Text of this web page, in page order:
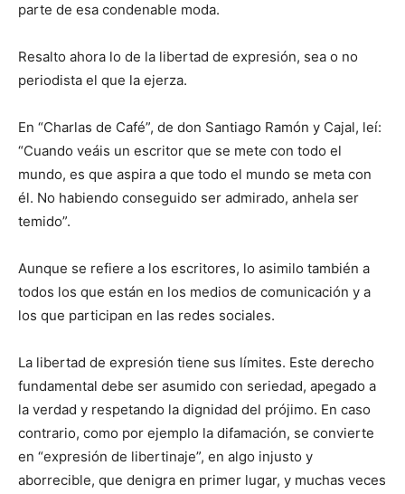
parte de esa condenable moda.
Resalto ahora lo de la libertad de expresión, sea o no
perio­dista el que la ejerza.
En “Charlas de Café”, de don Santiago Ramón y Cajal, leí:
“Cuando veáis un escritor que se mete con todo el
mundo, es que aspira a que todo el mundo se meta con
él. No habiendo conseguido ser admirado, an­hela ser
temido”.
Aun­que se refiere a los escritores, lo asimilo también a
todos los que están en los me­dios de comunicación y a
los que participan en las redes sociales.
La libertad de ex­presión tiene sus lími­tes. Este derecho
fundamental debe ser asu­mido con seriedad, ape­gado a
la verdad y respetando la dignidad del prójimo. En caso
contrario, como por ejemplo la difamación, se convierte
en “expresión de libertinaje”, en algo injusto y
aborrecible, que denigra en pri­mer lugar, y muchas veces